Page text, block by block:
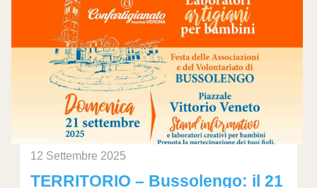
12 Settembre 2025
TERRITORIO – Bussolengo: il 21